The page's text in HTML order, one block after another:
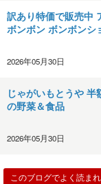
訳あり特価で販売中
ボンボン ボンボン
2026年05月30日
じゃがいもとうや
の野菜＆食品
2026年05月30日
このブログでよく読ま